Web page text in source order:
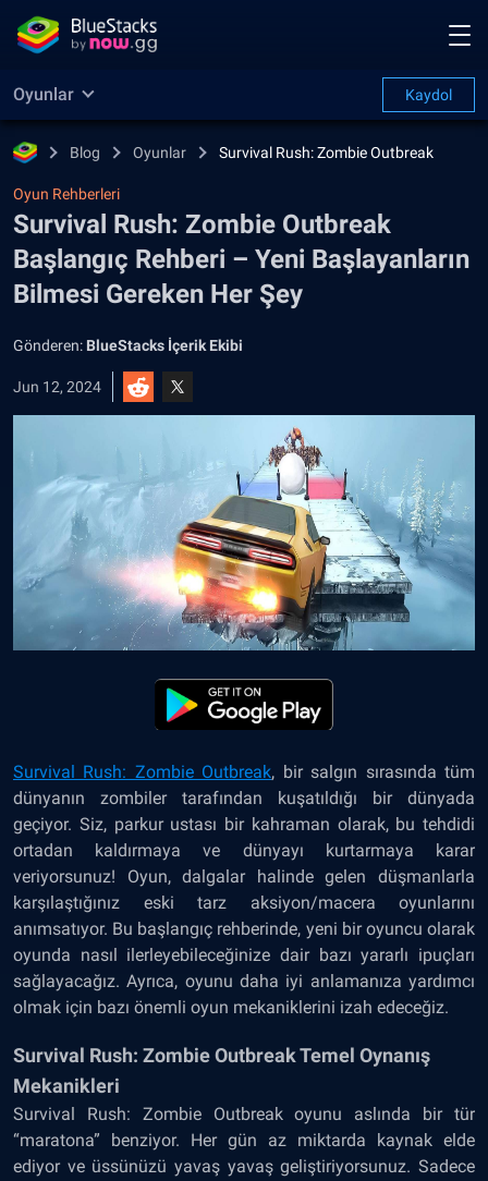
Oyunlar Kaydol
Blog Oyunlar Survival Rush: Zombie Outbreak
Oyun Rehberleri
Survival Rush: Zombie Outbreak
Başlangıç Rehberi – Yeni Başlayanların
Bilmesi Gereken Her Şey
Gönderen: BlueStacks İçerik Ekibi
Jun 12, 2024
Survival Rush: Zombie Outbreak, bir salgın sırasında tüm
dünyanın zombiler tarafından kuşatıldığı bir dünyada
geçiyor. Siz, parkur ustası bir kahraman olarak, bu tehdidi
ortadan kaldırmaya ve dünyayı kurtarmaya karar
veriyorsunuz! Oyun, dalgalar halinde gelen düşmanlarla
karşılaştığınız eski tarz aksiyon/macera oyunlarını
anımsatıyor. Bu başlangıç rehberinde, yeni bir oyuncu olarak
oyunda nasıl ilerleyebileceğinize dair bazı yararlı ipuçları
sağlayacağız. Ayrıca, oyunu daha iyi anlamanıza yardımcı
olmak için bazı önemli oyun mekaniklerini izah edeceğiz.
Survival Rush: Zombie Outbreak Temel Oynanış
Mekanikleri
Survival Rush: Zombie Outbreak oyunu aslında bir tür
“maratona” benziyor. Her gün az miktarda kaynak elde
ediyor ve üssünüzü yavaş yavaş geliştiriyorsunuz. Sadece